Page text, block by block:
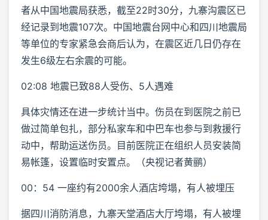
者从中国地震局获悉，截至22时30分，九寨沟震区已
经记录到地震107次。中国地震台网中心和四川地震局
等单位的专家紧急会商后认为，在震区近几日仍存在
发生6级左右余震的可能。
02:08 地震已致88人受伤、5人遇难
具体灾情还在进一步统计当中。伤员在到医院之前已
做过简单包扎，部分私家车和中巴车也参与到救援行
动中，帮助运送伤员。目前医院正在组织人员安装简
易帐篷，设置临时安置点。（央视记者黄鹂）
00：54 一座约有2000余人酒店垮塌，有人被埋压
据四川消防消息，九寨天堂酒店大厅垮塌，有人被埋